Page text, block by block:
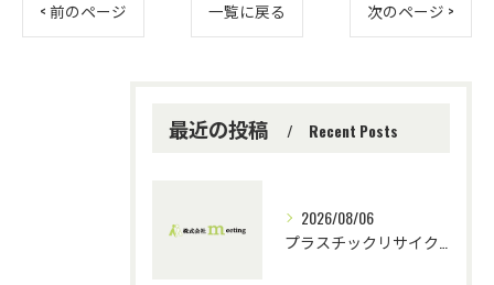
< 前のページ 一覧に戻る 次のページ >
最近の投稿 Recent Posts
2026/08/06